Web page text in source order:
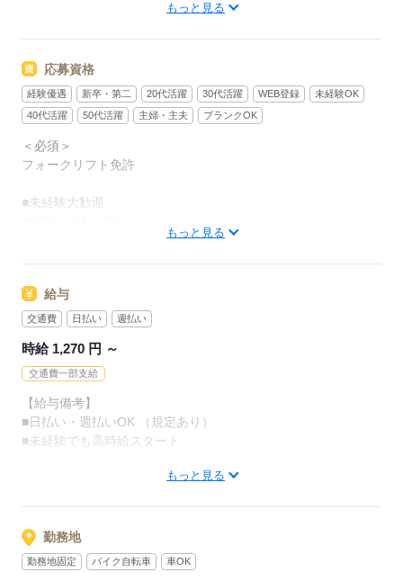
複雑な機械操作や計算はなし！
ルール通りに運ぶ。
このシンプルさが、
長く続けられる一番の理由です。
もっと見る
応募資格
経験優遇 新卒・第二 20代活躍 30代活躍 WEB登録
未経験OK
40代活躍
50代活躍 主婦・主夫 ブランクOK
＜必須＞
フォークリフト免許
■未経験大歓迎
■転職回数不問
異業種からの転職者も多数..！
￣￣V￣￣￣￣￣￣￣￣￣￣￣￣￣￣
# 短期のデータ入力
# ピッキング作業
# ホテル受付
# 組立作業
もっと見る
給与
交通費 日払い 週払い
時給 1,270 円 ～
交通費一部支給
【給与備考】
■日払い・週払いOK （規定あり）
■未経験でも高時給スタート
時給1,270円×1日8h×21日
＝21万3,360円
＋交通費は別途支給！
もっと見る
勤務地
勤務地固定 バイク自転車 車OK